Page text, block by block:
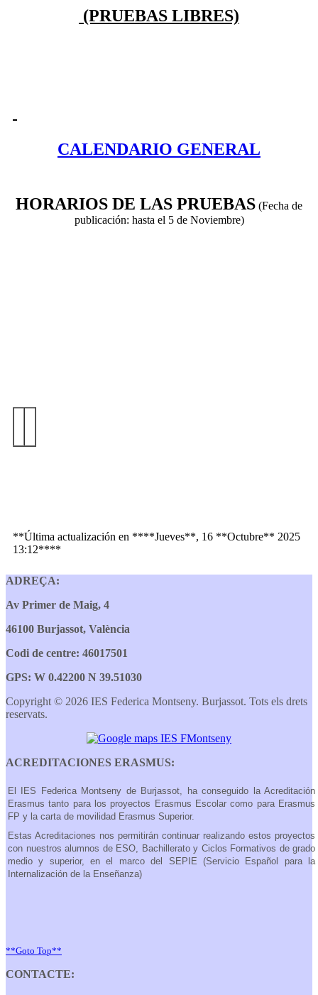
(PRUEBAS LIBRES)
CALENDARIO GENERAL
HORARIOS DE LAS PRUEBAS (Fecha de
publicación: hasta el 5 de Noviembre)
**Última actualización en ****Jueves**, 16 **Octubre** 2025
13:12****
ADREÇA:
Av Primer de Maig, 4
46100 Burjassot, València
Codi de centre: 46017501
GPS: W 0.42200 N 39.51030
Copyright © 2026 IES Federica Montseny. Burjassot. Tots els drets
reservats.
ACREDITACIONES ERASMUS:
El IES Federica Montseny de Burjassot, ha conseguido la Acreditación
Erasmus tanto para los proyectos Erasmus Escolar como para Erasmus
FP y la carta de movilidad Erasmus Superior.
Estas Acreditaciones nos permitirán continuar realizando estos proyectos
con nuestros alumnos de ESO, Bachillerato y Ciclos Formativos de grado
medio y superior, en el marco del SEPIE (Servicio Español para la
Internalización de la Enseñanza)
**Goto Top**
CONTACTE: